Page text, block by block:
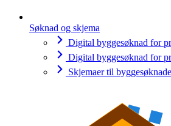
Søknad og skjema
Digital byggesøknad for
Digital byggesøknad for
Skjemaer til